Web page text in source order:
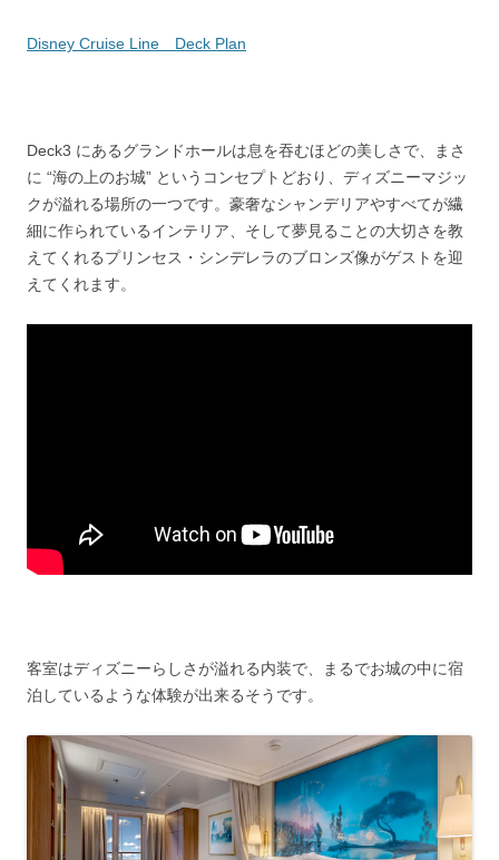
Disney Cruise Line Deck Plan
Deck3 にあるグランドホールは息を吞むほどの美しさで、まさ
に “海の上のお城” というコンセプトどおり、ディズニーマジッ
クが溢れる場所の一つです。豪奢なシャンデリアやすべてが繊
細に作られているインテリア、そして夢見ることの大切さを教
えてくれるプリンセス・シンデレラのブロンズ像がゲストを迎
えてくれます。
客室はディズニーらしさが溢れる内装で、まるでお城の中に宿
泊しているような体験が出来るそうです。